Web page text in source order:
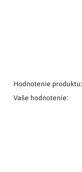
Hodnotenie produktu:
Vaše hodnotenie: